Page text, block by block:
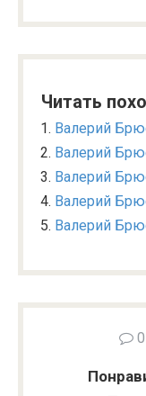
Читать
Валерий
Валерий
Валерий
Валерий
Валерий
0